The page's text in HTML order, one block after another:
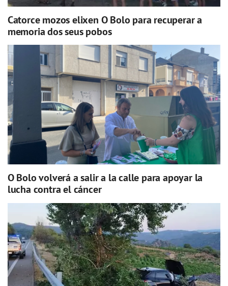
Catorce mozos elixen O Bolo para recuperar a
memoria dos seus pobos
O Bolo volverá a salir a la calle para apoyar la
lucha contra el cáncer